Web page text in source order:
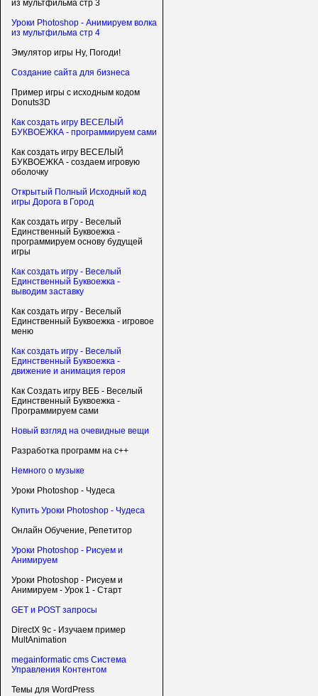
из мультфильма стр 3
Уроки Photoshop - Анимируем волка
из мультфильма стр 4
Эмулятор игры Ну, Погоди!
Создание сайта для бизнеса
Пример игры с исходным кодом
Donuts3D
Как создать игру ВЕСЕЛЫЙ
БУКВОЕЖКА - программируем сами
Как создать игру ВЕСЕЛЫЙ
БУКВОЕЖКА - создаем игровую
оболочку
Открытый Полный Исходный код
игры Дорога в Город
Как создать игру - Веселый
Единственный Буквоежка -
программируем основу будущей
игры
Как создать игру - Веселый
Единственный Буквоежка -
выводим заставку
Как создать игру - Веселый
Единственный Буквоежка - игровое
меню
Как создать игру - Веселый
Единственный Буквоежка -
движение и анимация героя
Как Создать игру ВЕБ - Веселый
Единственный Буквоежка -
Программируем сами
Новый взгляд на очевидные вещи
Разработка программ на c++
Немного о музыке
Уроки Photoshop - Чудеса
Купить Уроки Photoshop - Чудеса
Онлайн Обучение, Репетитор
Уроки Photoshop - Рисуем и
Анимируем
Уроки Photoshop - Рисуем и
Анимируем - Урок 1 - Старт
GET и POST запросы
DirectX 9c - Изучаем пример
MultAnimation
megainformatic cms Система
Управления Контентом
Темы для WordPress